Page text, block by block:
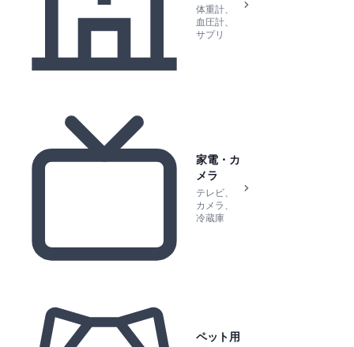
体重計、
血圧計、
サプリ
家電・カ
メラ
テレビ、
カメラ、
冷蔵庫
ペット用